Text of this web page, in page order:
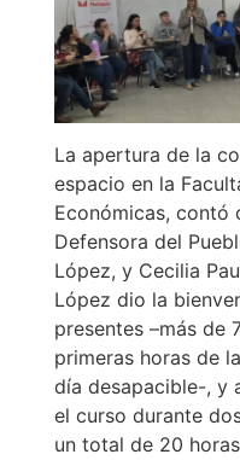
La apertura de la
espacio en la
Económicas, contó
Defensora del
López, y Cecilia
López dio la
presentes –más de
primeras horas de
día desapacible-, y
el curso durante
un total de 20